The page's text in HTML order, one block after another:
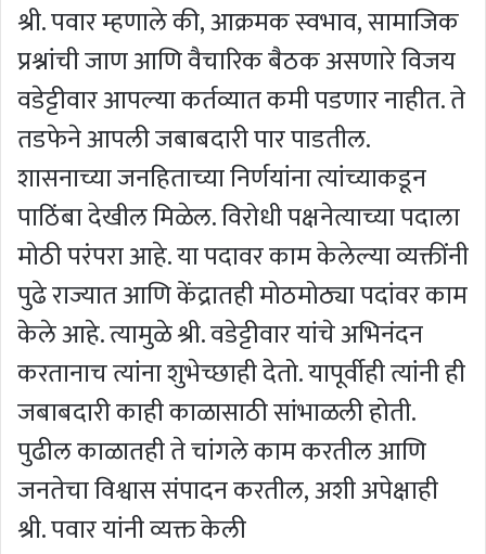
श्री. पवार म्हणाले की, आक्रमक स्वभाव, सामाजिक
प्रश्नांची जाण आणि वैचारिक बैठक असणारे विजय
वडेट्टीवार आपल्या कर्तव्यात कमी पडणार नाहीत. ते
तडफेने आपली जबाबदारी पार पाडतील.
शासनाच्या जनहिताच्या निर्णयांना त्यांच्याकडून
पाठिंबा देखील मिळेल. विरोधी पक्षनेत्याच्या पदाला
मोठी परंपरा आहे. या पदावर काम केलेल्या व्यक्तींनी
पुढे राज्यात आणि केंद्रातही मोठमोठ्या पदांवर काम
केले आहे. त्यामुळे श्री. वडेट्टीवार यांचे अभिनंदन
करतानाच त्यांना शुभेच्छाही देतो. यापूर्वीही त्यांनी ही
जबाबदारी काही काळासाठी सांभाळली होती.
पुढील काळातही ते चांगले काम करतील आणि
जनतेचा विश्वास संपादन करतील, अशी अपेक्षाही
श्री. पवार यांनी व्यक्त केली